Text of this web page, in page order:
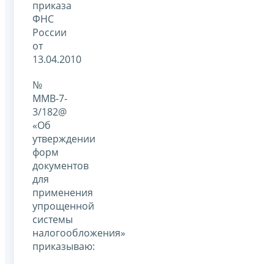
приказа
ФНС
России
от
13.04.2010
№
ММВ-7-
3/182@
«Об
утверждении
форм
документов
для
применения
упрощенной
системы
налогообложения»
приказываю: